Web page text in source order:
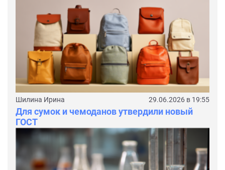
Шилина Ирина 29.06.2026 в 19:55
Для сумок и чемоданов утвердили новый
ГОСТ